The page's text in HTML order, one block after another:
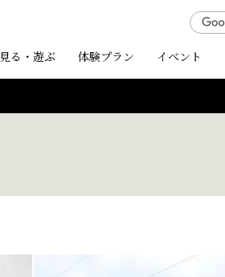
見る・遊ぶ 体験プラン イベント